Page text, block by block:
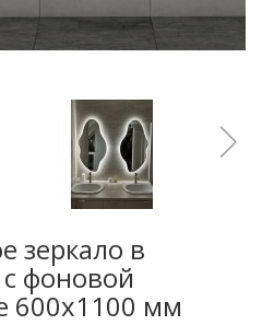
зеркало в
фоновой
600х1100 мм